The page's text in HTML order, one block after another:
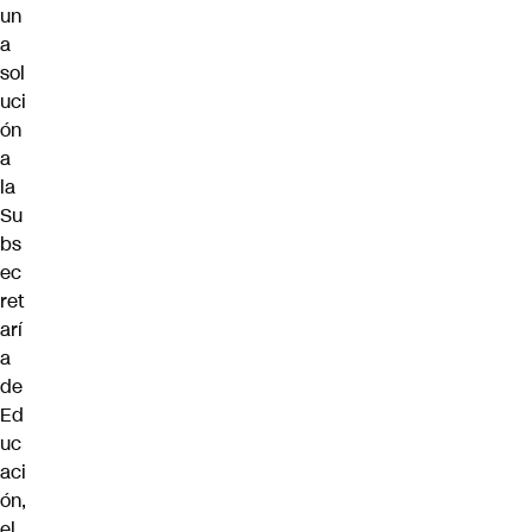
un
a
sol
uci
ón
a
la
Su
bs
ec
ret
arí
a
de
Ed
uc
aci
ón,